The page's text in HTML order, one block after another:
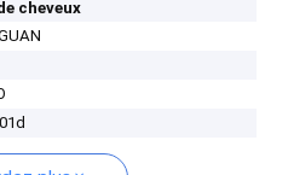
cheveux